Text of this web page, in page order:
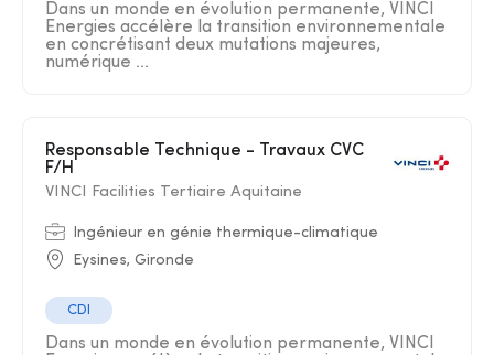
Dans un monde en évolution permanente, VINCI
Energies accélère la transition environnementale
en concrétisant deux mutations majeures,
numérique ...
Responsable Technique - Travaux CVC
F/H
VINCI Facilities Tertiaire Aquitaine
Ingénieur en génie thermique-climatique
Eysines, Gironde
CDI
Dans un monde en évolution permanente, VINCI